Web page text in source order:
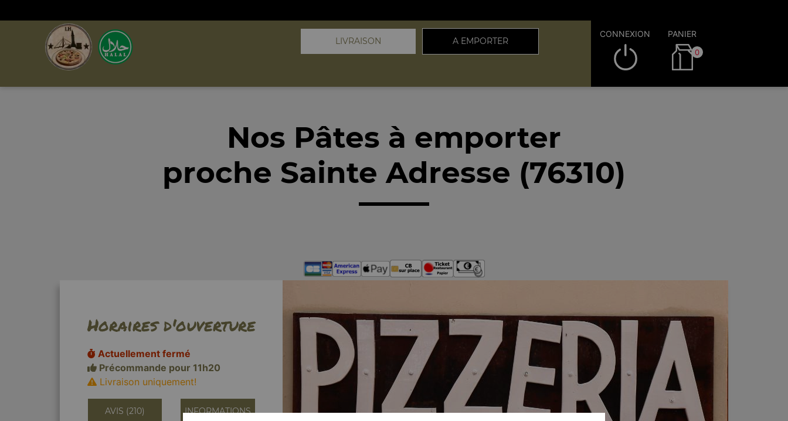
LIVRAISON A EMPORTER
CONNEXION PANIER
0
Nos Pâtes à emporter
proche Sainte Adresse (76310)
Horaires d'ouverture
Actuellement fermé
Précommande pour 11h20
Livraison uniquement!
AVIS (210) INFORMATIONS